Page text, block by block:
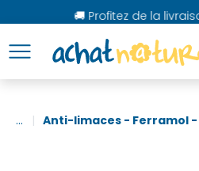
🚚 Profitez de la
... Anti-limaces - Ferramol -